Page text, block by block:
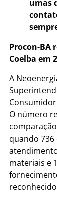
umas
Procon-BA
Coelba em
A
O número
quando
materiais e